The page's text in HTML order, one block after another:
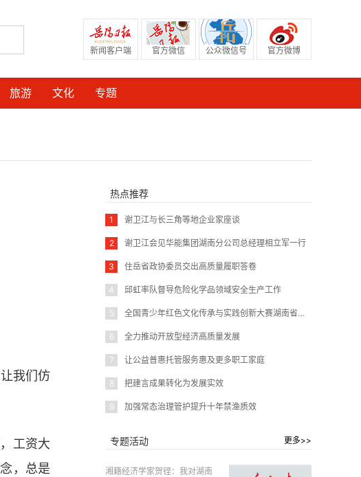
新闻客户端 官方微信 公众微信号 官方微博
旅游 文化 专题
我们仿
工资大
，总是
热点推荐
1 谢卫江与长三角等地企业家座谈
2 谢卫江会见华能集团湖南分公司总经理相立军一行
3 住岳省政协委员交出高质量履职答卷
4 邱虹率队督导危险化学品领域安全生产工作
5 全国青少年红色文化传承与实践创新大赛湖南省赛在岳阳圆满闭幕
6 全力推动开放型经济高质量发展
7 让公益普惠托管服务惠及更多职工家庭
8 把建言成果转化为发展实效
9 加强常态治理管护提升十年禁渔质效
专题活动 更多>>
湘籍经济学家贺铿：我对湖南